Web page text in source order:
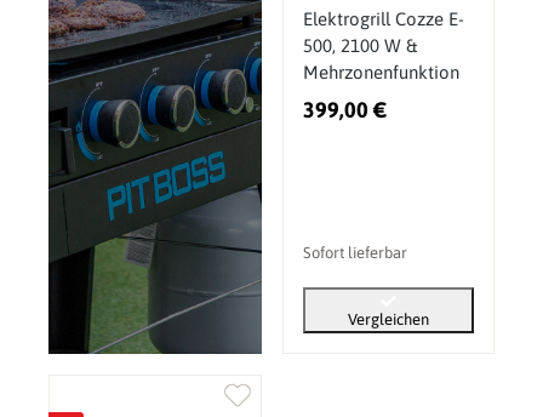
Elektrogrill Cozze E-
500, 2100 W &
Mehrzonenfunktion
399,00 €
Sofort lieferbar
Vergleichen